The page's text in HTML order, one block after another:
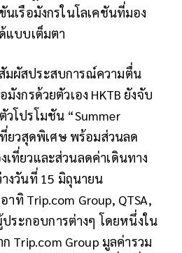
นเรือมังกรในโลเคชันที่มอง
แบบเต็มตา
มผัสประสบการณ์ความตื่น
มังกรด้วยตัวเอง HKTB ยังจับ
วโปรโมชัน “Summer
ยวสุดพิเศษ พร้อมส่วนลด
ที่ยวและส่วนลดค่าเดินทาง
งวันที่ 15 มิถุนายน
อาทิ Trip.com Group, QTSA,
ระกอบการต่างๆ โดยหนึ่งใน
ก Trip.com Group มูลค่ารวม